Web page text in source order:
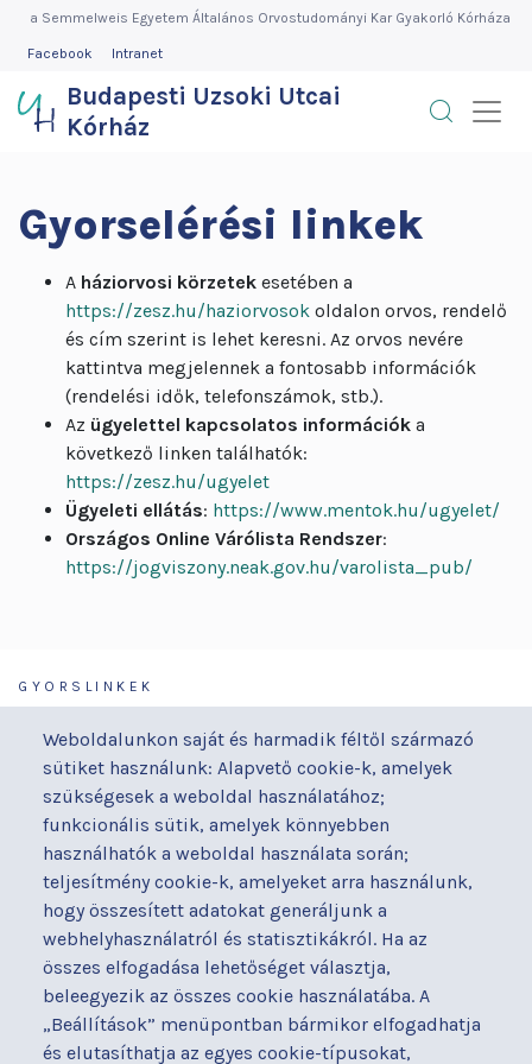
Budapesti
Uzsoki
Utcai
Ugrása Semmelweis Egyetem Általános Orvostudományi Kar Gyakorló Kórháza
Weboldalunkon saját és harmadik féltől származó
sütiket használunk: Alapvető cookie-k, amelyek
szükségesek a weboldal használatához;
funkcionális sütik, amelyek könnyebben
használhatók a weboldal használata során;
teljesítmény cookie-k, amelyeket arra használunk,
hogy összesített adatokat generáljunk a
webhelyhasználatról és statisztikákról. Ha az
összes elfogadása lehetőséget választja,
beleegyezik az összes cookie használatába. A
„Beállítások” menüpontban bármikor elfogadhatja
és elutasíthatja az egyes cookie-típusokat,
MENÜ
Facebook Intranet
Budapesti Uzsoki Utcai
Kórház
Gyorselérési linkek
A háziorvosi körzetek esetében a
https://zesz.hu/haziorvosok oldalon orvos, rendelő
és cím szerint is lehet keresni. Az orvos nevére
kattintva megjelennek a fontosabb információk
(rendelési idők, telefonszámok, stb.).
Az ügyelettel kapcsolatos információk a
következő linken találhatók:
https://zesz.hu/ugyelet
Ügyeleti ellátás: https://www.mentok.hu/ugyelet/
Országos Online Várólista Rendszer:
https://jogviszony.neak.gov.hu/varolista_pub/
GYORSLINKEK
Orvosaink
Osztályaink
Kapcsolat
Akadálymentesítési
nyilatkozat
Alapítványaink
Betegjogi képviselő
Címek és telefonszámok
Diagnosztika
Események
Gyermekmegőrző
Házirend
Hírek
Parkolás
Térítéses ellátás
Videógaléria
Visszajelzések
Várólista
Közérdekű adatok